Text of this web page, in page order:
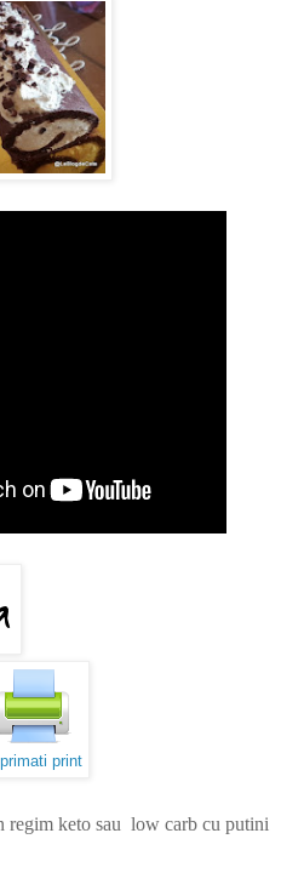
print
regim keto sau low carb cu putini